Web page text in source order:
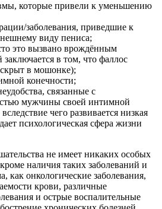
которые привели к уменьшению
заболевания, приведшие к
виду пениса;
это вызвано врождённым
в том, что фаллос
в мошонке);
конечности;
связанные с
мужчины своей интимной
чего развивается низкая
психологическая сфера жизни
не имеет никаких особых
наличия таких заболеваний и
как онкологические заболевания,
крови, различные
и острые воспалительные